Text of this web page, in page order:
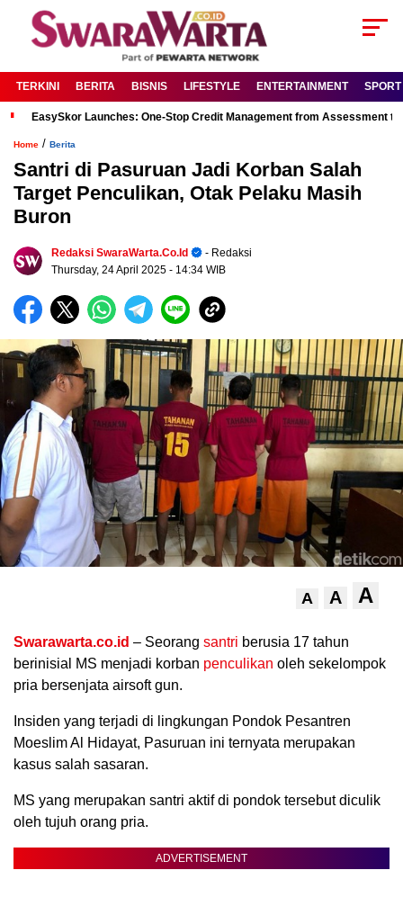
TERKINI BERITA BISNIS LIFESTYLE ENTERTAINMENT SPORT
EasySkor Launches: One-Stop Credit Management from Assessment
Home / Berita
Santri di Pasuruan Jadi Korban Salah
Target Penculikan, Otak Pelaku Masih
Buron
Redaksi SwaraWarta.co.id
- Redaksi
Thursday, 24 April 2025 - 14:34 WIB
A A A
Swarawarta.co.id – Seorang santri berusia 17 tahun
berinisial MS menjadi korban penculikan oleh sekelompok
pria bersenjata airsoft gun.
Insiden yang terjadi di lingkungan Pondok Pesantren
Moeslim Al Hidayat, Pasuruan ini ternyata merupakan
kasus salah sasaran.
MS yang merupakan santri aktif di pondok tersebut diculik
oleh tujuh orang pria.
ADVERTISEMENT